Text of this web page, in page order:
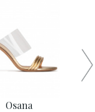
Osana